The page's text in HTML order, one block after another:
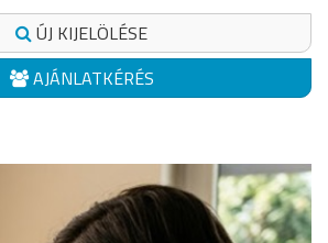
ÚJ KIJELÖLÉSE
AJÁNLATKÉRÉS